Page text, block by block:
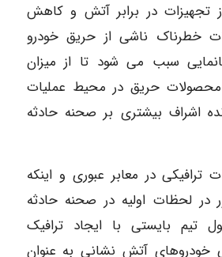
تجهیزات در برابر آتش و کاهش
خطرناک ناشی از حریق خودرو
سبب می شود تا از میزان
محصولات حریق در محیط عملیات
اشراف بیشتری بر صحنه حادثه
ترافیکی در معابر عبوری و اینکه
در لحظات اولیه در صحنه حادثه
تیم بایستی با ایجاد ترافیک
خودروهای آتش نشانی به عنوان